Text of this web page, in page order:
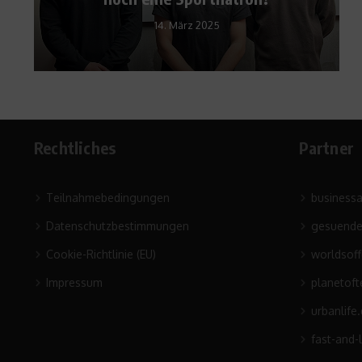
14. März 2025
Rechtliches
Teilnahmebedingungen
Datenschutzbestimmungen
Cookie-Richtlinie (EU)
Impressum
Partner
fast-and-